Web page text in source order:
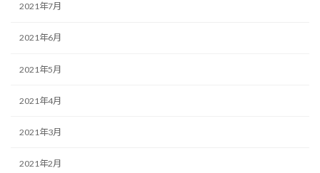
2021年7月
2021年6月
2021年5月
2021年4月
2021年3月
2021年2月